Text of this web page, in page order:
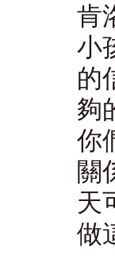
肯
小
的
夠
你
關
天
做